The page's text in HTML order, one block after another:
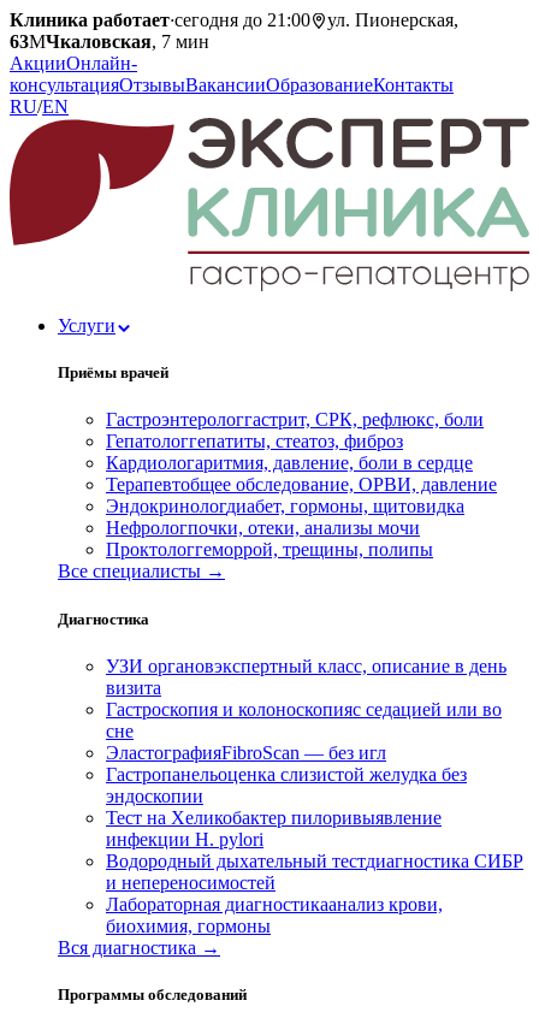
Клиника работает·сегодня до 21:00
ул. Пионерская,
63МЧкаловская, 7 мин
АкцииОнлайн-
консультацияОтзывыВакансииОбразованиеКонтакты
RU/EN
Услуги
Приёмы врачей
Гастроэнтерологгастрит, СРК, рефлюкс, боли
Гепатологгепатиты, стеатоз, фиброз
Кардиологаритмия, давление, боли в сердце
Терапевтобщее обследование, ОРВИ, давление
Эндокринологдиабет, гормоны, щитовидка
Нефрологпочки, отеки, анализы мочи
Проктологгеморрой, трещины, полипы
Все специалисты →
Диагностика
УЗИ органовэкспертный класс, описание в день
визита
Гастроскопия и колоноскопияс седацией или во
сне
ЭластографияFibroScan — без игл
Гастропанельоценка слизистой желудка без
эндоскопии
Тест на Хеликобактер пилоривыявление
инфекции H. pylori
Водородный дыхательный тестдиагностика СИБР
и непереносимостей
Лабораторная диагностикаанализ крови,
биохимия, гормоны
Вся диагностика →
Программы обследований